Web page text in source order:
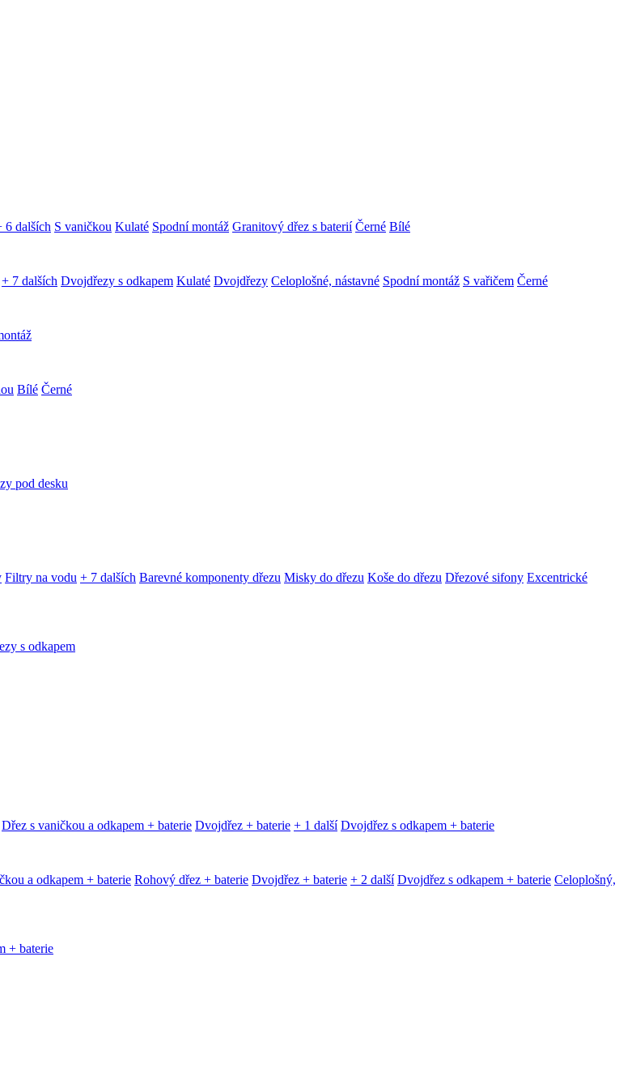
6 dalších S vaničkou Kulaté Spodní montáž Granitový dřez s baterií Černé Bílé
+ 7 dalších Dvojdřezy s odkapem Kulaté Dvojdřezy Celoplošné, nástavné Spodní montáž S vařičem Černé
Bílé Černé
pod desku
Filtry na vodu + 7 dalších Barevné komponenty dřezu Misky do dřezu Koše do dřezu Dřezové sifony Excentrické
s odkapem
Dřez s vaničkou a odkapem + baterie Dvojdřez + baterie + 1 další Dvojdřez s odkapem + baterie
a odkapem + baterie Rohový dřez + baterie Dvojdřez + baterie + 2 další Dvojdřez s odkapem + baterie Celoplošný,
+ baterie